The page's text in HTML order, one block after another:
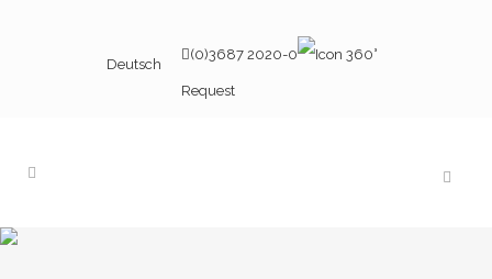
Deutsch
(0)3687 2020-0
Request